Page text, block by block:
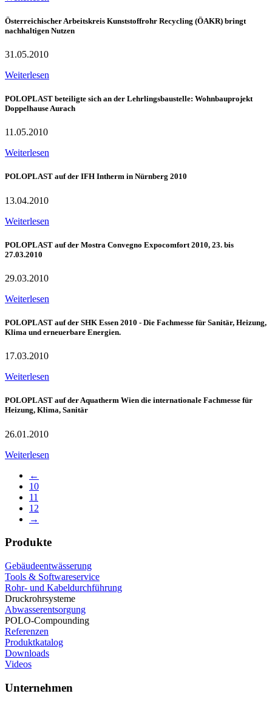
Österreichischer Arbeitskreis Kunststoffrohr Recycling (ÖAKR) bringt
nachhaltigen Nutzen
31.05.2010
Weiterlesen
POLOPLAST beteiligte sich an der Lehrlingsbaustelle: Wohnbauprojekt
Doppelhause Aurach
11.05.2010
Weiterlesen
POLOPLAST auf der IFH Intherm in Nürnberg 2010
13.04.2010
Weiterlesen
POLOPLAST auf der Mostra Convegno Expocomfort 2010, 23. bis
27.03.2010
29.03.2010
Weiterlesen
POLOPLAST auf der SHK Essen 2010 - Die Fachmesse für Sanitär, Heizung,
Klima und erneuerbare Energien.
17.03.2010
Weiterlesen
POLOPLAST auf der Aquatherm Wien die internationale Fachmesse für
Heizung, Klima, Sanitär
26.01.2010
Weiterlesen
←
10
11
12
→
Produkte
Gebäudeentwässerung
Tools & Softwareservice
Rohr- und Kabeldurchführung
Druckrohrsysteme
Abwasserentsorgung
POLO-Compounding
Referenzen
Produktkatalog
Downloads
Videos
Unternehmen